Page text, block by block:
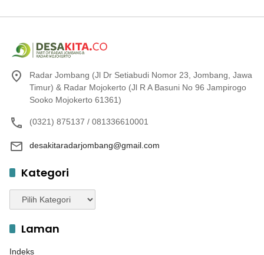
Radar Jombang (Jl Dr Setiabudi Nomor 23, Jombang, Jawa
Timur) & Radar Mojokerto (Jl R A Basuni No 96 Jampirogo
Sooko Mojokerto 61361)
(0321) 875137 / 081336610001
desakitaradarjombang@gmail.com
Kategori
Kategori
Laman
Indeks